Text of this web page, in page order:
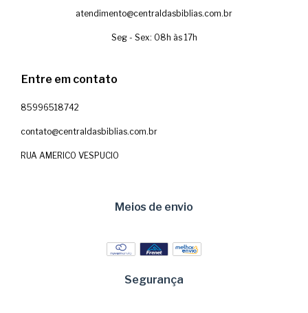
atendimento@centraldasbiblias.com.br
Seg - Sex: 08h às 17h
Entre em contato
85996518742
contato@centraldasbiblias.com.br
RUA AMERICO VESPUCIO
Meios de envio
Segurança